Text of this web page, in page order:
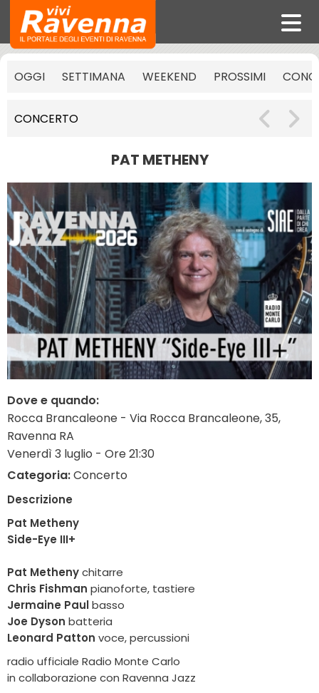
OGGI SETTIMANA WEEKEND PROSSIMI
CONCERTO
PAT METHENY
Dove e quando:
Rocca Brancaleone - Via Rocca Brancaleone, 35,
Ravenna RA
Venerdì 3 luglio - Ore 21:30
Categoria:Concerto
Descrizione
Pat Metheny
Side-Eye III+
Pat Methenychitarre
Chris Fishman pianoforte, tastiere
Jermaine Paulbasso
Joe Dyson batteria
Leonard Patton voce, percussioni
radio ufficiale Radio Monte Carlo
in collaborazione con Ravenna Jazz